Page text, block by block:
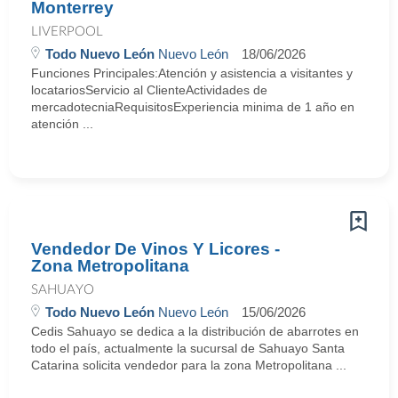
Monterrey
LIVERPOOL
Todo Nuevo León Nuevo León 18/06/2026
Funciones Principales:Atención y asistencia a visitantes y
locatariosServicio al ClienteActividades de
mercadotecniaRequisitosExperiencia minima de 1 año en
atención ...
Vendedor De Vinos Y Licores -
Zona Metropolitana
SAHUAYO
Todo Nuevo León Nuevo León 15/06/2026
Cedis Sahuayo se dedica a la distribución de abarrotes en
todo el país, actualmente la sucursal de Sahuayo Santa
Catarina solicita vendedor para la zona Metropolitana ...